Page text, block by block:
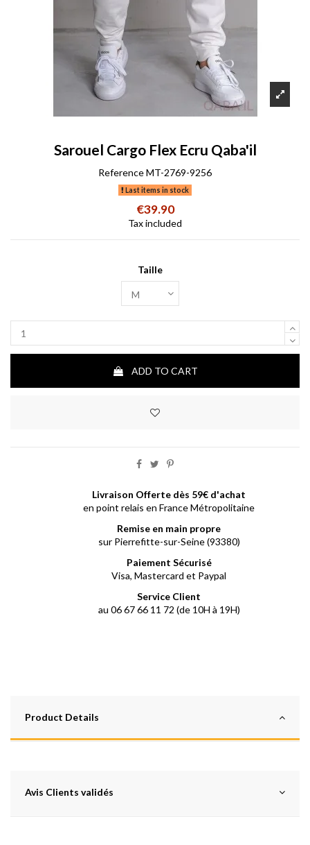
Sarouel Cargo Flex Ecru Qaba'il
ReferenceMT-2769-9256
Last items in stock
€39.90
Tax included
Taille
ADD TO CART
Livraison Offerte dès 59€ d'achat
en point relais en France Métropolitaine
Remise en main propre
sur Pierrefitte-sur-Seine (93380)
Paiement Sécurisé
Visa, Mastercard et Paypal
Service Client
au 06 67 66 11 72 (de 10H à 19H)
Product Details
Avis Clients validés